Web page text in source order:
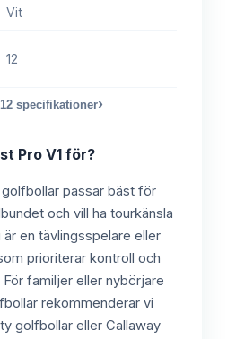
Vit
12
12 specifikationer›
Pro V1för?
passar bäst för
och vill ha tourkänsla
en tävlingsspelare eller
prioriterar kontroll och
familjer eller nybörjare
rekommenderar vi
golfbollar eller Callaway